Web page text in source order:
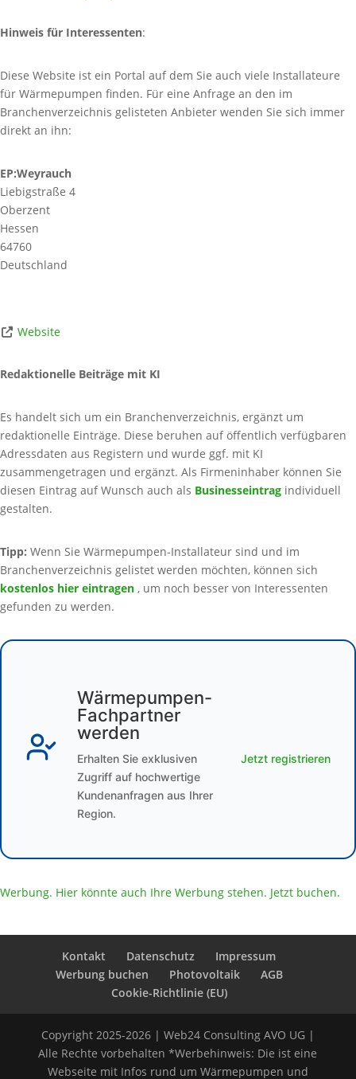
Hinweis für Interessenten:
Diese Website ist ein Portal auf dem Sie auch viele Installateure
für Wärmepumpen finden. Für eine Anfrage an den im
Branchenverzeichnis gelisteten Anbieter wenden Sie sich immer
direkt an ihn:
EP:Weyrauch
Liebigstraße 4
Oberzent
Hessen
64760
Deutschland
Website
Redaktionelle Beiträge mit KI
Es handelt sich um ein Branchenverzeichnis, ergänzt um
redaktionelle Einträge. Diese beruhen auf öffentlich verfügbaren
Adressdaten aus Registern und wurde ggf. mit KI
zusammengetragen und ergänzt. Als Firmeninhaber können Sie
diesen Eintrag auf Wunsch auch als Businesseintrag individuell
gestalten.
Tipp: Wenn Sie Wärmepumpen-Installateur sind und im
Branchenverzeichnis gelistet werden möchten, können sich
kostenlos hier eintragen , um noch besser von Interessenten
gefunden zu werden.
Wärmepumpen-
Fachpartner
werden
Erhalten Sie exklusiven
Zugriff auf hochwertige
Kundenanfragen aus Ihrer
Region.
Jetzt registrieren
Werbung. Hier könnte auch Ihre Werbung stehen. Jetzt buchen.
Kontakt Datenschutz
Impressum
Werbung buchen
Photovoltaik
AGB
Cookie-Richtlinie (EU)
Copyright 2025-2026 | Web24 Consulting AVO UG |
Alle Rechte vorbehalten *Werbehinweis: Die ist eine
Webseite mit Infos rund um Wärmepumpen und